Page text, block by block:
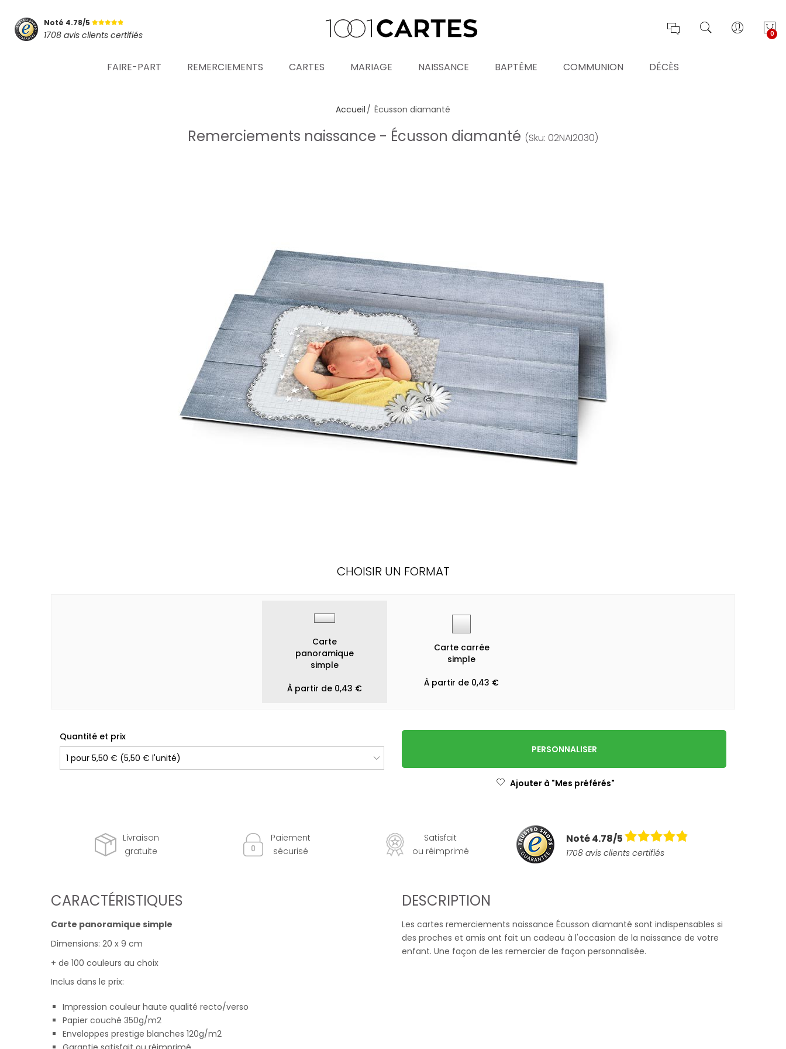
Noté 4.78/5
1708 avis clients certifiés 0
FAIRE-PART REMERCIEMENTS CARTES MARIAGE NAISSANCE BAPTÊME COMMUNION DÉCÈS
Mot de passe oublié ?
SE CONNECTER
Accueil Écusson diamanté
Remerciements naissance - Écusson diamanté (Sku: 02NAI2030)
CHOISIR UN FORMAT
Carte
panoramique
simple
À partir de 0,43 €
Carte carrée
simple
À partir de 0,43 €
Quantité et prix
PERSONNALISER
Ajouter à "Mes préférés"
Livraison
gratuite
Paiement
sécurisé
Satisfait
ou réimprimé
Noté 4.78/5
1708 avis clients certifiés
CARACTÉRISTIQUES
Carte panoramique simple
Dimensions: 20 x 9 cm
+ de 100 couleurs au choix
Inclus dans le prix:
Impression couleur haute qualité recto/verso
Papier couché 350g/m2
Enveloppes prestige blanches 120g/m2
DESCRIPTION
Les cartes remerciements naissance Écusson diamanté sont indispensables si
des proches et amis ont fait un cadeau à l'occasion de la naissance de votre
enfant. Une façon de les remercier de façon personnalisée.